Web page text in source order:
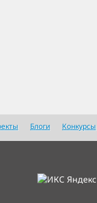
Блоги Конкурсы